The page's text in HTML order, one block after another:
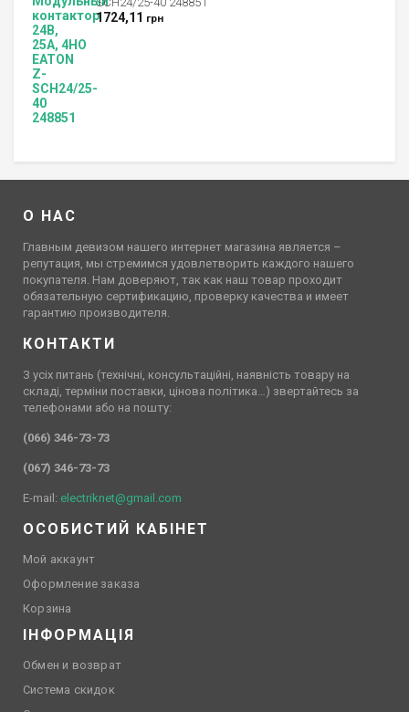
1724,11 грн
О НАС
Главным девизом нашего интернет магазина является –
репутация, мы стремимся удовлетворить каждого нашего
покупателя. Нам доверяют, так как наш товар проходит
обязательную сертификацию, проверку качества и имеет
гарантию производителя.
КОНТАКТИ
З усіх питань (технічні, консультаційні, наявність товару на
складі, терміни поставки, цінова політика…) звертайтесь за
телефонами або на пошту:
(066) 346-73-73
(067) 346-73-73
E-mail: electriknet@gmail.com
ОСОБИСТИЙ КАБІНЕТ
Мой аккаунт
Оформление заказа
Корзина
ІНФОРМАЦІЯ
Обмен и возврат
Система скидок